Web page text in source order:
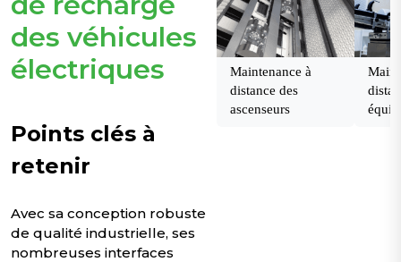
des véhicules
électriques
Points clés à
retenir
Avec sa conception robuste
de qualité industrielle, ses
nombreuses interfaces
Maintenance à
distance des
ascenseurs